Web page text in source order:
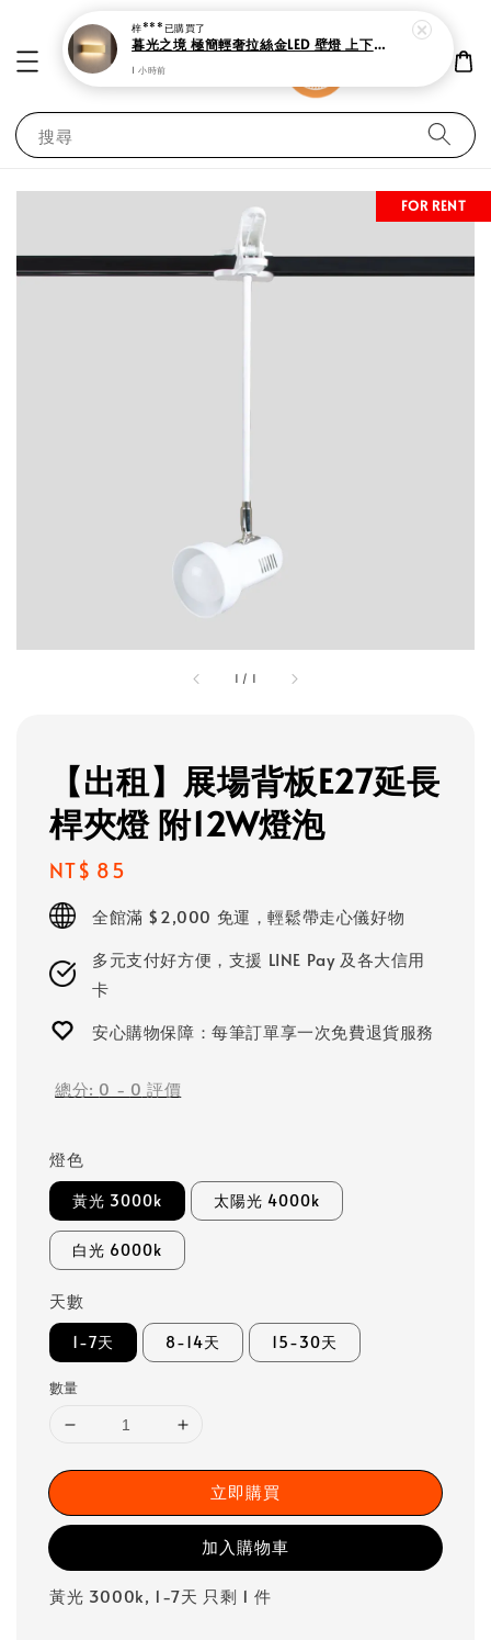
搜尋
1 / 1
FOR RENT
【出租】展場背板E27延長
桿夾燈 附12W燈泡
Regular
price
NT$ 85
全館滿 $2,000 免運，輕鬆帶走心儀好物
多元支付好方便，支援 LINE Pay 及各大信用
卡
安心購物保障：每筆訂單享一次免費退貨服務
總分: 0 - 0 評價
燈色
黃光 3000k 太陽光 4000k
白光 6000k
天數
1-7天 8-14天 15-30天
數量
立即購買
加入購物車
黃光 3000k, 1-7天 只剩 1 件
梓***已購買了
暮光之境 極簡輕奢拉絲金LED 壁燈 上下雙向發光
1 小時前